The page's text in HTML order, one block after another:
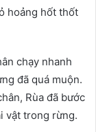
hoảng hốt thốt
chạy nhanh
đã quá muộn.
Rùa đã bước
vật trong rừng.